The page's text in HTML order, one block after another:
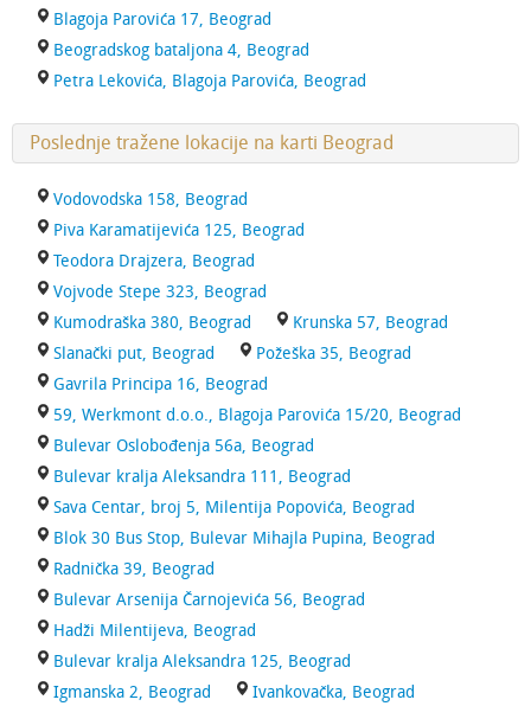
Blagoja Parovića 17, Beograd
Beogradskog bataljona 4, Beograd
Petra Lekovića, Blagoja Parovića, Beograd
Poslednje tražene lokacije na karti Beograd
Vodovodska 158, Beograd
Piva Karamatijevića 125, Beograd
Teodora Drajzera, Beograd
Vojvode Stepe 323, Beograd
Kumodraška 380, Beograd
Krunska 57, Beograd
Slanački put, Beograd
Požeška 35, Beograd
Gavrila Principa 16, Beograd
59, Werkmont d.o.o., Blagoja Parovića 15/20, Beograd
Bulevar Oslobođenja 56a, Beograd
Bulevar kralja Aleksandra 111, Beograd
Sava Centar, broj 5, Milentija Popovića, Beograd
Blok 30 Bus Stop, Bulevar Mihajla Pupina, Beograd
Radnička 39, Beograd
Bulevar Arsenija Čarnojevića 56, Beograd
Hadži Milentijeva, Beograd
Bulevar kralja Aleksandra 125, Beograd
Igmanska 2, Beograd
Ivankovačka, Beograd